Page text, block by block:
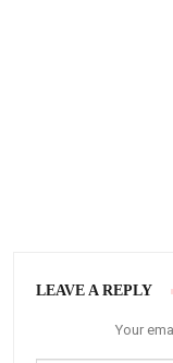
LEAVE A REPLY
Your